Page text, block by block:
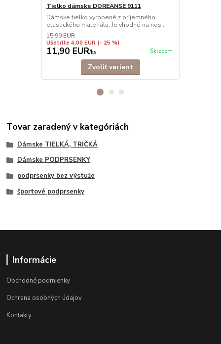
Tielko dámske DOREANSE 9111
Dámske tielko vyrobené z príjemného
elastického materiálu. Je vhodné na nos...
15,90 EUR
Ušetríte 4,00 EUR (- 25 %)
11,90 EUR/ks Skladom
Zvoliť variant
Tovar zaradený v kategóriách
Dámske TIELKÁ, TRIČKÁ
Dámske PODPRSENKY
podprsenky bez výstuže
športové podprsenky
Informácie
Obchodné podmienky
Ochrana osobných údajov
Kontakty